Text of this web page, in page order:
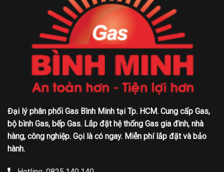
Đại lý phân phối Gas Bình Minh tại Tp. HCM. Cung cấp Gas,
bộ bình Gas, bếp Gas. Lắp đặt hệ thống Gas gia đình, nhà
hàng, công nghiệp. Gọi là có ngay. Miễn phí lắp đặt và bảo
hành.